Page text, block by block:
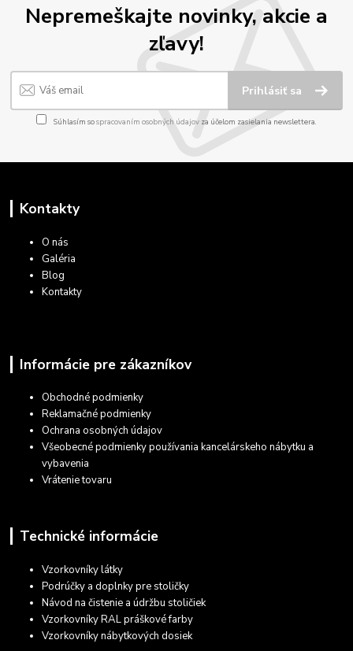
Nepremeškajte novinky, akcie a
zľavy!
Prihlásiť sa
Súhlasím sospracovaním osobných údajov za účelom zasielania newslettera.
Kontakty
O nás
Galéria
Blog
Kontakty
Informácie pre zákazníkov
Obchodné podmienky
Reklamačné podmienky
Ochrana osobných údajov
Všeobecné podmienky používania kancelárskeho nábytku a
vybavenia
Vrátenie tovaru
Technické informácie
Vzorkovníky látky
Podrúčky a doplnky pre stoličky
Návod na čistenie a údržbu stoličiek
Vzorkovníky RAL práškové farby
Vzorkovníky nábytkových dosiek